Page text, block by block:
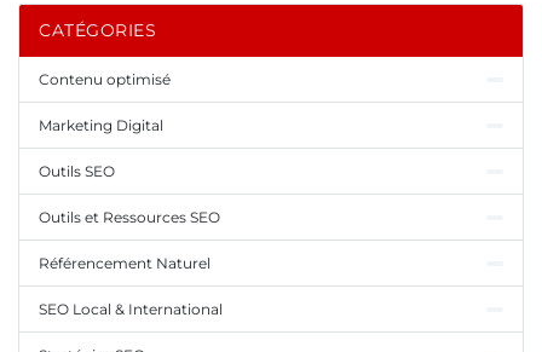
CATÉGORIES
Contenu optimisé
Marketing Digital
Outils SEO
Outils et Ressources SEO
Référencement Naturel
SEO Local & International